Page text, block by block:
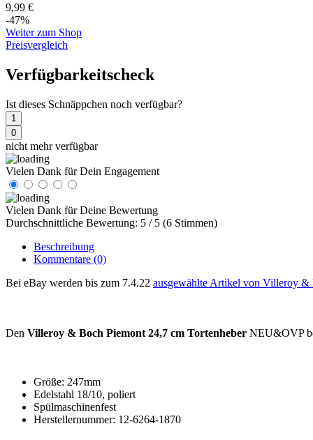
9,99 €
-47%
Weiter zum Shop
Preisvergleich
Verfügbarkeitscheck
Ist dieses Schnäppchen noch verfügbar?
1
0
nicht mehr verfügbar
Vielen Dank für Dein Engagement
Vielen Dank für Deine Bewertung
Durchschnittliche Bewertung: 5 / 5 (6 Stimmen)
Beschreibung
Kommentare (0)
Bei eBay werden bis zum 7.4.22 ausgewählte Artikel von Villeroy &
Den Villeroy & Boch Piemont 24,7 cm Tortenheber NEU&OVP
Größe: 247mm
Edelstahl 18/10, poliert
Spülmaschinenfest
Herstellernummer: 12-6264-1870